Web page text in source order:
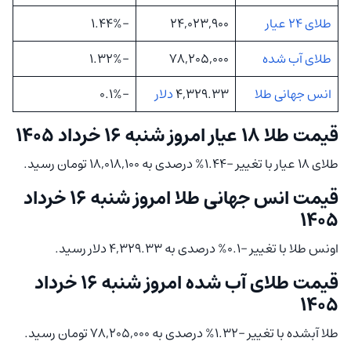
طلای 24 عیار
24,023,900
-1.44%
طلای آب شده
78,205,000
-1.32%
انس جهانی طلا
4,329.33دلار -0.1%
قیمت طلا ۱۸ عیار امروز شنبه ۱۶ خرداد ۱۴۰۵
طلای 18 عیار با تغییر -1.44% درصدی به 18,018,100 تومان رسید.
قیمت انس جهانی طلا امروز شنبه ۱۶ خرداد
۱۴۰۵
اونس طلا با تغییر -0.1% درصدی به 4,329.33 دلار رسید.
قیمت طلای آب شده امروز شنبه ۱۶ خرداد
۱۴۰۵
طلا آبشده با تغییر -1.32% درصدی به 78,205,000 تومان رسید.